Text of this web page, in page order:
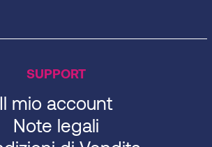
SUPPORT
Il mio account
Note legali